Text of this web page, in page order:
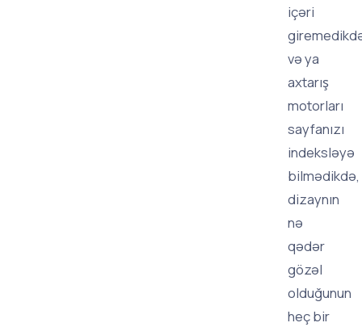
içəri
və ya
axtarış
motorları
sayfanızı
indeksləyə
bilmədikdə,
dizaynın
nə
qədər
gözəl
olduğunun
heç bir